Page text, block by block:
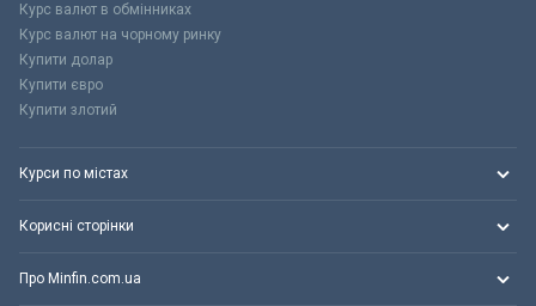
Курс валют в обмінниках
Курс валют на чорному ринку
Купити долар
Купити євро
Купити злотий
Курси по містах
Корисні сторінки
Про Minfin.com.ua